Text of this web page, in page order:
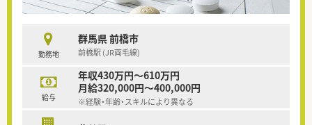
勤務地
群馬県 前橋市
前橋駅 (JR両毛線)
給与
年収430万円～610万円
月給320,000円～400,000円
※経験・年齢・スキルにより異なる